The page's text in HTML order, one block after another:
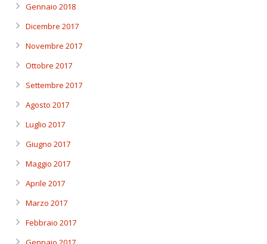
Gennaio 2018
Dicembre 2017
Novembre 2017
Ottobre 2017
Settembre 2017
Agosto 2017
Luglio 2017
Giugno 2017
Maggio 2017
Aprile 2017
Marzo 2017
Febbraio 2017